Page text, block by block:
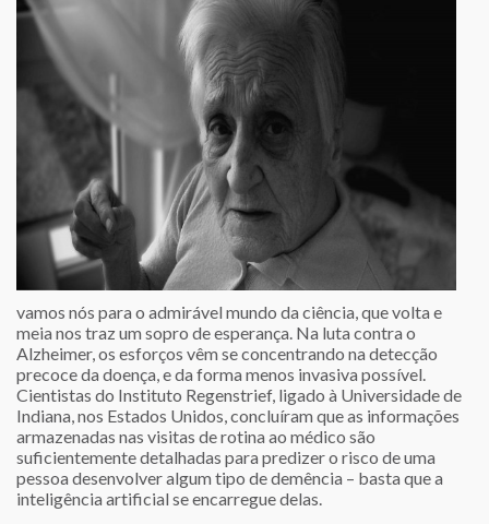
vamos nós para o admirável mundo da ciência, que volta e
meia nos traz um sopro de esperança. Na luta contra o
Alzheimer, os esforços vêm se concentrando na detecção
precoce da doença, e da forma menos invasiva possível.
Cientistas do Instituto Regenstrief, ligado à Universidade de
Indiana, nos Estados Unidos, concluíram que as informações
armazenadas nas visitas de rotina ao médico são
suficientemente detalhadas para predizer o risco de uma
pessoa desenvolver algum tipo de demência – basta que a
inteligência artificial se encarregue delas.